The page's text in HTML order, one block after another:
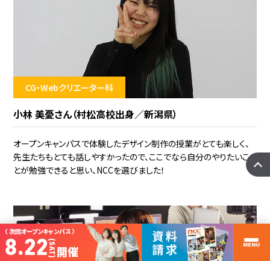
CG・Webクリエーター科
小林 美憂さん（村松高校出身／新潟県）
オープンキャンパスで体験したデザイン制作の授業がとても楽しく、
先生たちもとても話しやすかったので、ここでなら自分のやりたいこ
とが勉強できると思い、NCCを選びました！
〈 次回オープンキャンパス 〉
8.22(SAT)開催 MENU